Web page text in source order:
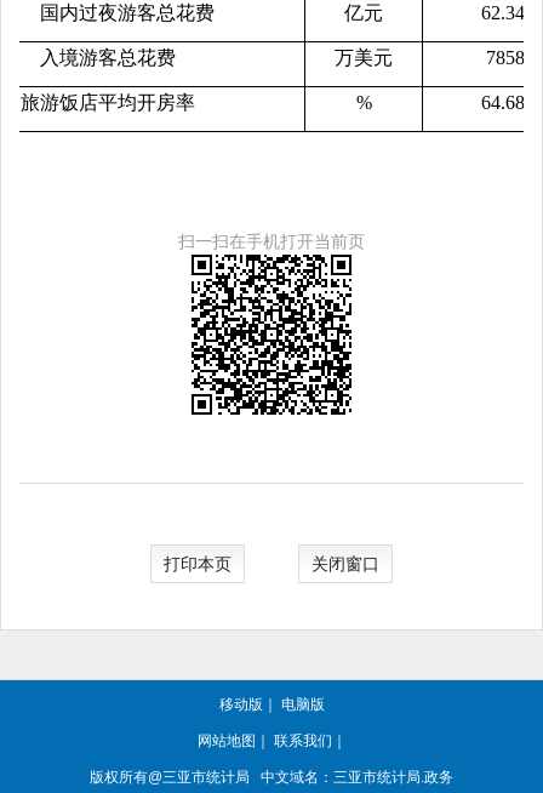
国内过夜游客总花费 亿元 62.34
入境游客总花费 万美元 7858
旅游饭店平均开房率 % 64.68
扫一扫在手机打开当前页
打印本页 关闭窗口
移动版 ｜ 电脑版
网站地图 ｜ 联系我们 ｜
版权所有@三亚市统计局
中文域名：三亚市统计局.政务